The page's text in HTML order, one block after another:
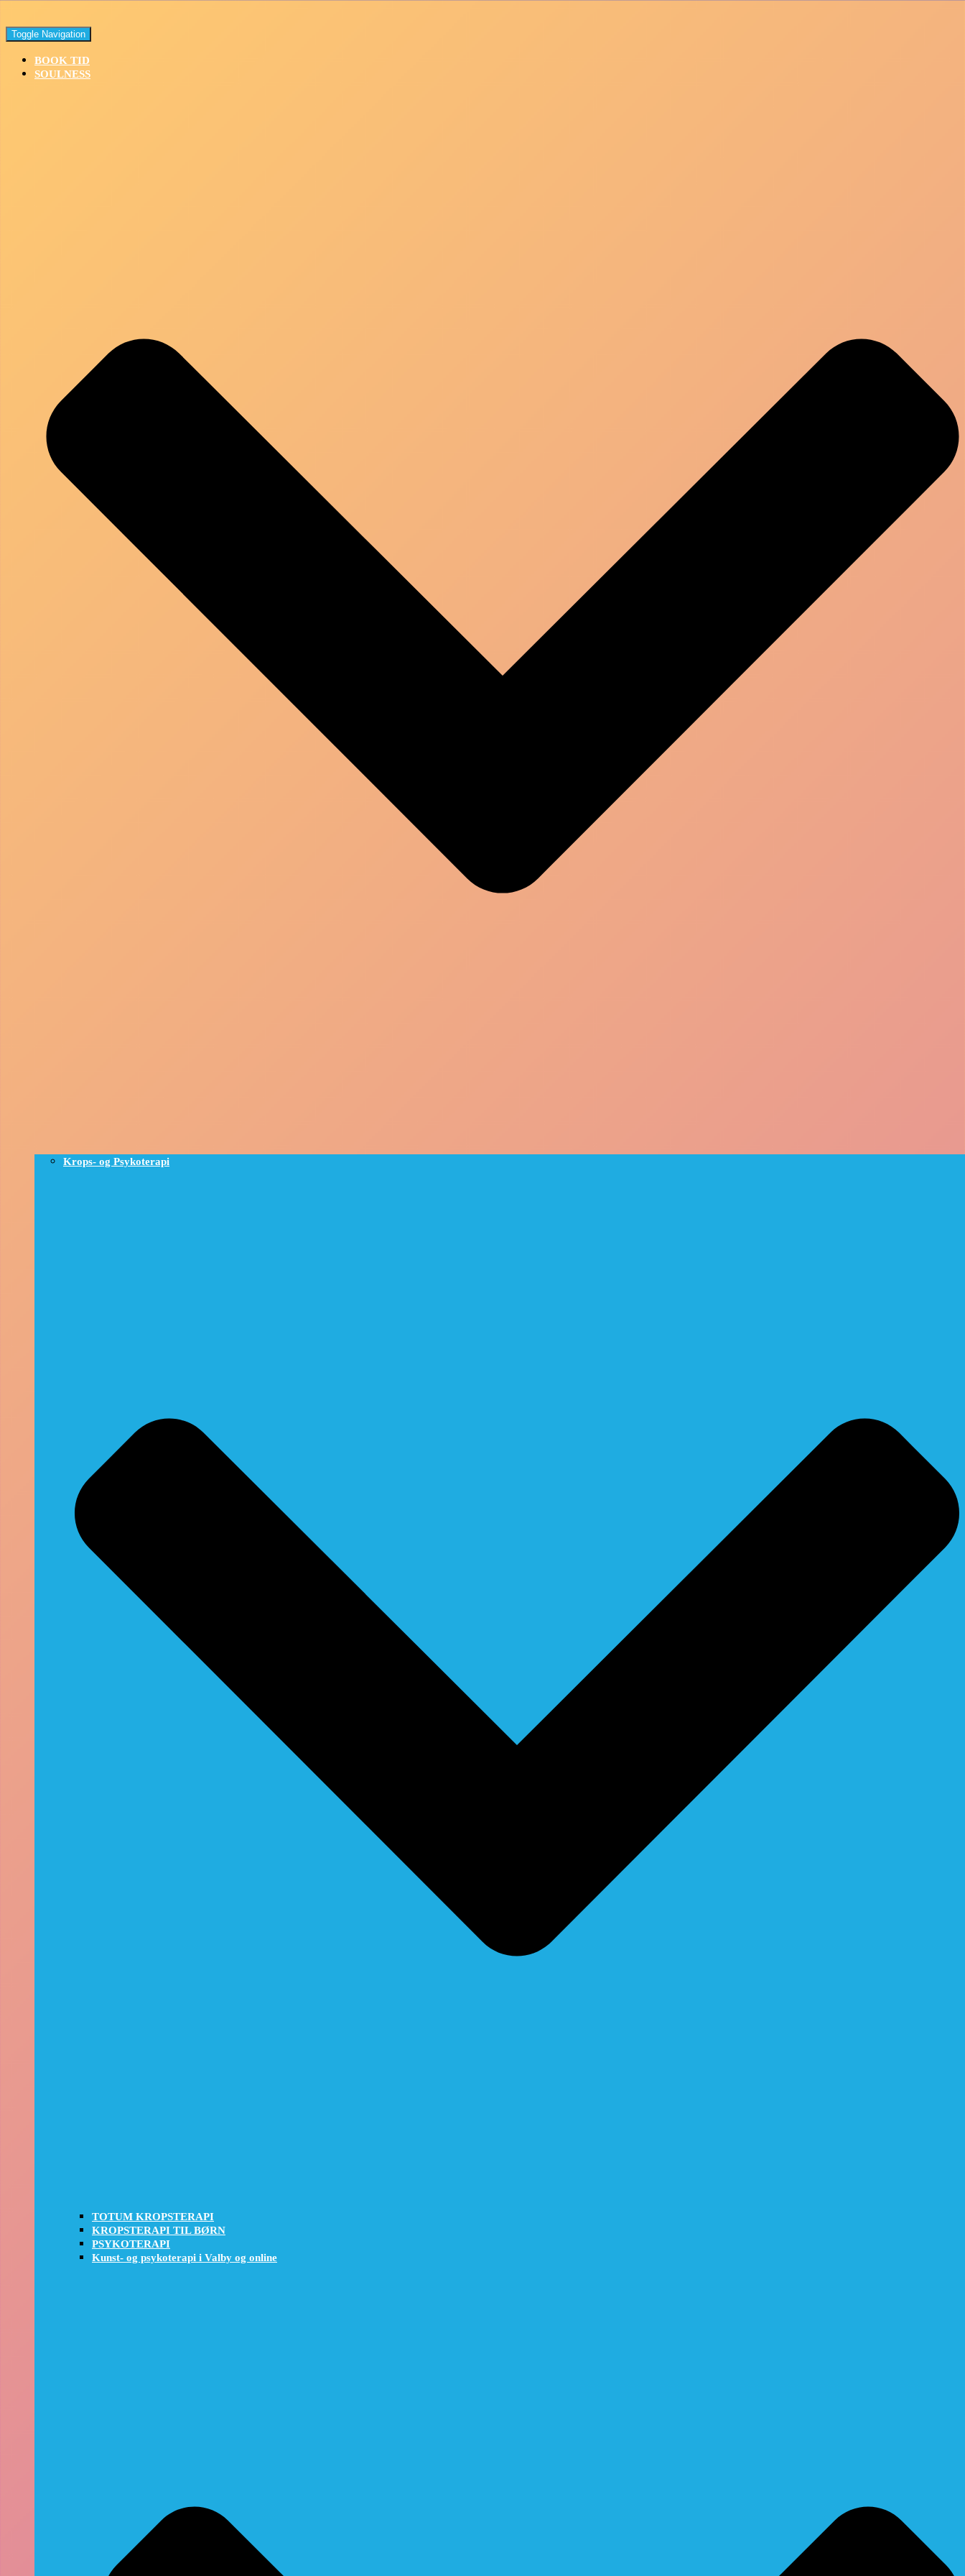
Toggle Navigation
BOOK TID
SOULNESS
Krops- og Psykoterapi
TOTUM KROPSTERAPI
KROPSTERAPI TIL BØRN
PSYKOTERAPI
Kunst- og psykoterapi i Valby og online